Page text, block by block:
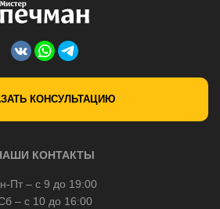
КОНСУЛЬТАЦИЮ
КОНТАКТЫ
Пт – с 9 до 19:00
– с 10 до 16:00